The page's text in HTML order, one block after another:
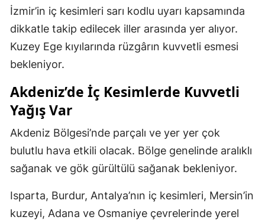
İzmir’in iç kesimleri sarı kodlu uyarı kapsamında
dikkatle takip edilecek iller arasında yer alıyor.
Kuzey Ege kıyılarında rüzgârın kuvvetli esmesi
bekleniyor.
Akdeniz’de İç Kesimlerde Kuvvetli
Yağış Var
Akdeniz Bölgesi’nde parçalı ve yer yer çok
bulutlu hava etkili olacak. Bölge genelinde aralıklı
sağanak ve gök gürültülü sağanak bekleniyor.
Isparta, Burdur, Antalya’nın iç kesimleri, Mersin’in
kuzeyi, Adana ve Osmaniye çevrelerinde yerel